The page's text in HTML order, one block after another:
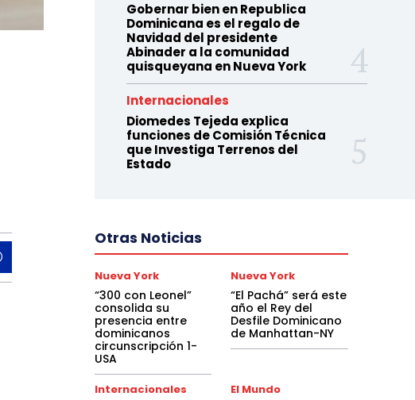
Gobernar bien en Republica
Dominicana es el regalo de
Navidad del presidente
Abinader a la comunidad
quisqueyana en Nueva York
Internacionales
Diomedes Tejeda explica
funciones de Comisión Técnica
que Investiga Terrenos del
Estado
Otras Noticias
Nueva York
“300 con Leonel”
consolida su
presencia entre
dominicanos
circunscripción 1-
USA
Nueva York
“El Pachá” será este
año el Rey del
Desfile Dominicano
de Manhattan-NY
Internacionales El Mundo